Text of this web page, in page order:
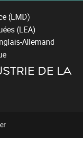
(LMD)
(LEA)
Allemand
DE LA